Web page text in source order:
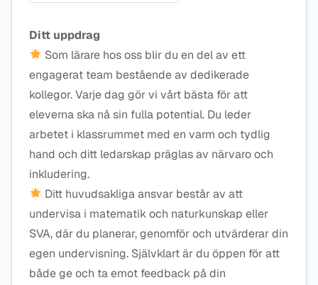
Ditt uppdrag
Som lärare hos oss blir du en del av ett
engagerat team bestående av dedikerade
kollegor. Varje dag gör vi vårt bästa för att
eleverna ska nå sin fulla potential. Du leder
arbetet i klassrummet med en varm och tydlig
hand och ditt ledarskap präglas av närvaro och
inkludering.
Ditt huvudsakliga ansvar består av att
undervisa i matematik och naturkunskap eller
SVA, där du planerar, genomför och utvärderar din
egen undervisning. Självklart är du öppen för att
både ge och ta emot feedback på din